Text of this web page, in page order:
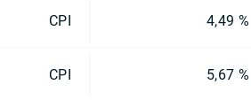
CPI 4,49 %
CPI 5,67 %